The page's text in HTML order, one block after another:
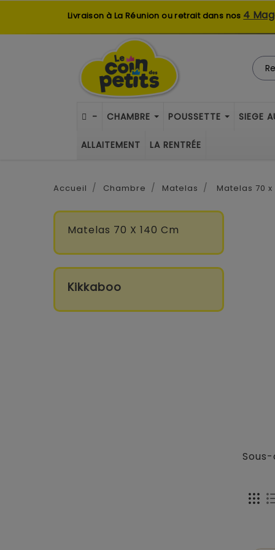
Livraison à La Réunion ou retrait dans nos 4
- CHAMBRE POUSSETTE SIEGE
ALLAITEMENT LA RENTRÉE
Accueil Chambre Matelas Matelas 70 x
Matelas 70 X 140 Cm
Kikkaboo